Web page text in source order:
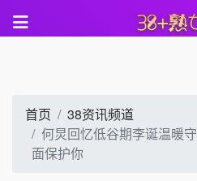
首页
38资讯频道
何炅回忆低谷期李诞温暖
面保护你